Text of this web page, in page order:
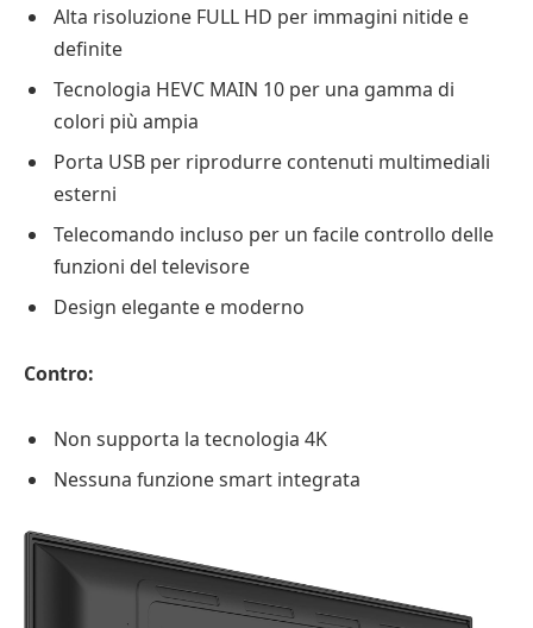
Alta risoluzione FULL HD per immagini nitide e
definite
Tecnologia HEVC MAIN 10 per una gamma di
colori più ampia
Porta USB per riprodurre contenuti multimediali
esterni
Telecomando incluso per un facile controllo delle
funzioni del televisore
Design elegante e moderno
Contro:
Non supporta la tecnologia 4K
Nessuna funzione smart integrata